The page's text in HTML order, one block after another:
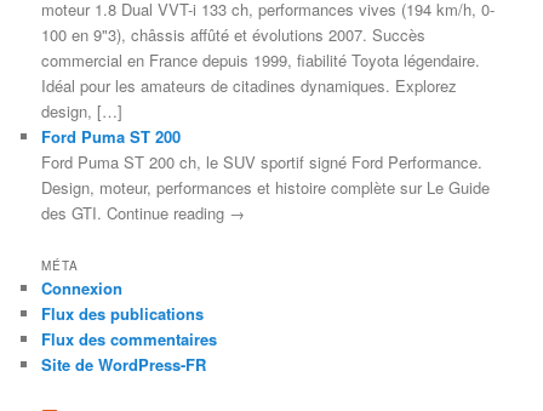
moteur 1.8 Dual VVT-i 133 ch, performances vives (194 km/h, 0-
100 en 9"3), châssis affûté et évolutions 2007. Succès
commercial en France depuis 1999, fiabilité Toyota légendaire.
Idéal pour les amateurs de citadines dynamiques. Explorez
design, […]
Ford Puma ST 200
Ford Puma ST 200 ch, le SUV sportif signé Ford Performance.
Design, moteur, performances et histoire complète sur Le Guide
des GTI. Continue reading →
MÉTA
Connexion
Flux des publications
Flux des commentaires
Site de WordPress-FR